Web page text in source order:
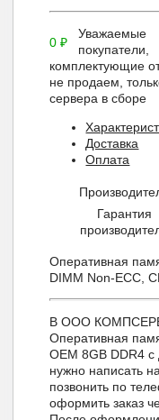
0₽
Уважаемые
покупатели,
комплектующие
не продаем,
сервера в сборе
Доставка
Оплата
Гарантия
Оперативная
DIMM Non-ECC,
В ООО
Оперативная
OEM 8GB DDR4 с
нужно написать
позвонить по
оформить заказ